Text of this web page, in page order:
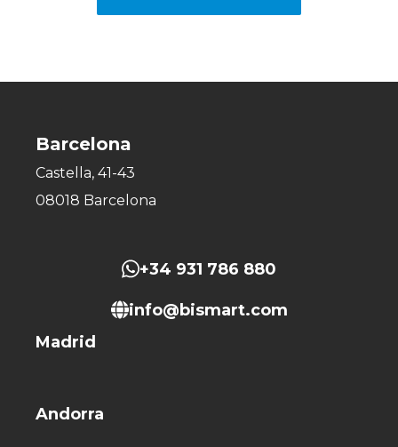
Barcelona
Castella, 41-43
08018 Barcelona
+34 931 786 880
info@bismart.com
Madrid
Andorra